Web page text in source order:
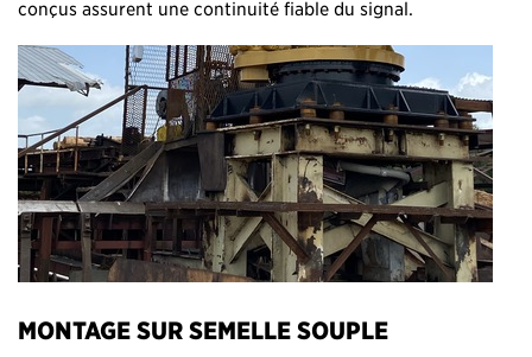
conçus assurent une continuité fiable du signal.
MONTAGE SUR SEMELLE SOUPLE